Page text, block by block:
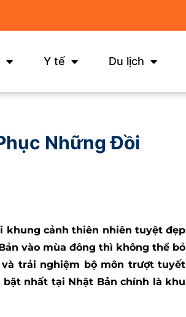
Y tế Du lịch
Những Đồi
khung cảnh thiên nhiên tuyệt đẹp
vào mùa đông thì không thể bỏ
trải nghiệm bộ môn trượt tuyết
nhất tại Nhật Bản chính là khu